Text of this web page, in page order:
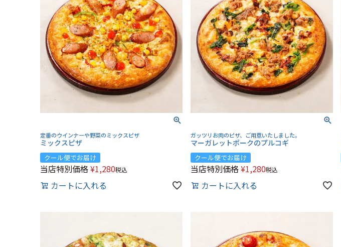
定番のウインナーや野菜のミックスピザ
ミックスピザ
クール便でお届け
当店特別価格¥1,280税込
カートに入れる
ガッツリお肉のピザ、ご用意いたしました。
マーガレットポークのプルコギ
クール便でお届け
当店特別価格¥1,280税込
カートに入れる